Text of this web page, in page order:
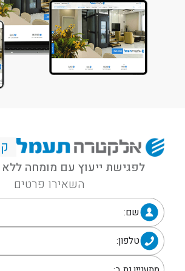
לפגישת ייעוץ עם מומחה
השאירו פרטים
שם:
טלפון: